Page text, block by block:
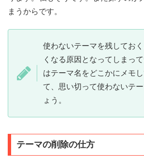
まうからです。
使わないテーマを残してお
くなる原因となってしまっ
はテーマ名をどこかにメモ
て、思い切って使わないテ
ょう。
テーマの削除の仕方